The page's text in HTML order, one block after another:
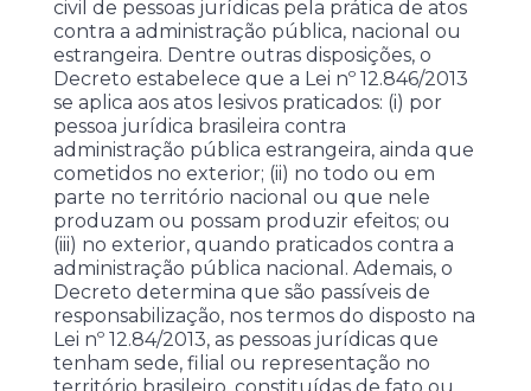
civil de pessoas jurídicas pela prática de atos
contra a administração pública, nacional ou
estrangeira. Dentre outras disposições, o
Decreto estabelece que a Lei nº 12.846/2013
se aplica aos atos lesivos praticados: (i) por
pessoa jurídica brasileira contra
administração pública estrangeira, ainda que
cometidos no exterior; (ii) no todo ou em
parte no território nacional ou que nele
produzam ou possam produzir efeitos; ou
(iii) no exterior, quando praticados contra a
administração pública nacional. Ademais, o
Decreto determina que são passíveis de
responsabilização, nos termos do disposto na
Lei nº 12.84/2013, as pessoas jurídicas que
tenham sede, filial ou representação no